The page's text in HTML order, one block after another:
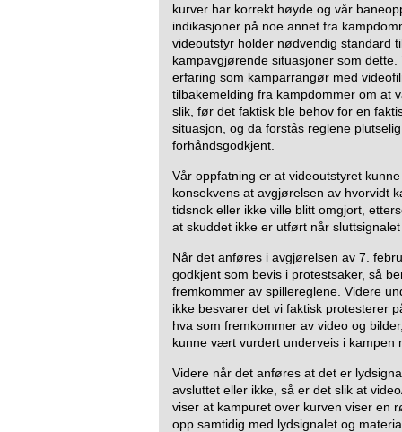
kurver har korrekt høyde og vår
indikasjoner på noe annet fra
videoutstyr holder nødvendig standard
kampavgjørende situasjoner som
erfaring som kamparrangør med
tilbakemelding fra kampdommer om at
slik, før det faktisk ble behov for en
situasjon, og da forstås reglene
forhåndsgodkjent.
Vår oppfatning er at videoutstyret
konsekvens at avgjørelsen av hvorvidt
tidsnok eller ikke ville blitt omgjort,
at skuddet ikke er utført når
Når det anføres i avgjørelsen av 7.
godkjent som bevis i protestsaker, så
fremkommer av spillereglene. Videre
ikke besvarer det vi faktisk protesterer
hva som fremkommer av video og
kunne vært vurdert underveis i kampen
Videre når det anføres at det er
avsluttet eller ikke, så er det slik at
viser at kampuret over kurven viser en
opp samtidig med lydsignalet og